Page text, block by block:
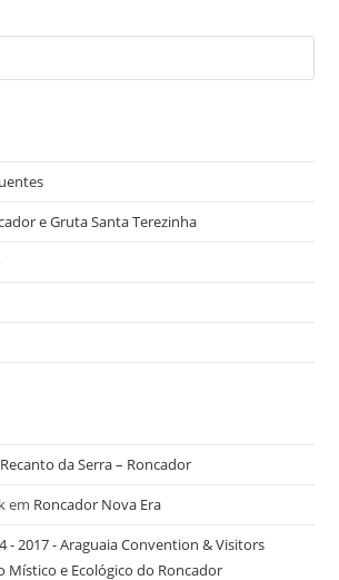
e Gruta Santa Terezinha
da Serra – Roncador
em Roncador Nova Era
4 - 2017 - Araguaia Convention & Visitors
Místico e Ecológico do Roncador